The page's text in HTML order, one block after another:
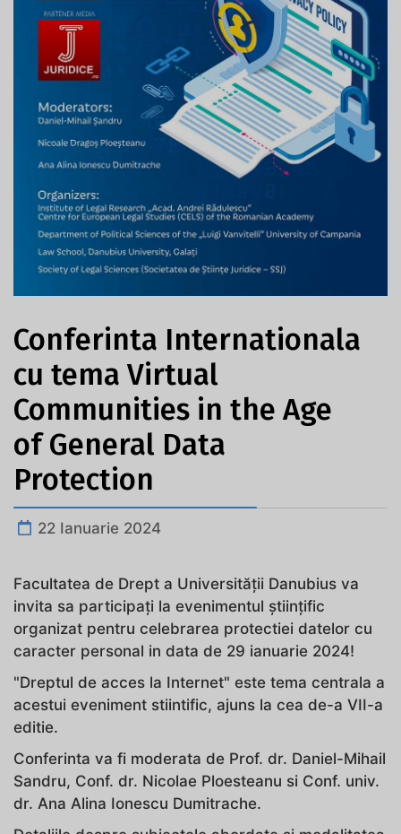
Conferinta Internationala
cu tema Virtual
Communities in the Age
of General Data
Protection
22 Ianuarie 2024
Facultatea de Drept a Universității Danubius va
invita sa participați la evenimentul științific
organizat pentru celebrarea protectiei datelor cu
caracter personal in data de 29 ianuarie 2024!
"Dreptul de acces la Internet" este tema centrala a
acestui eveniment stiintific, ajuns la cea de-a VII-a
editie.
Conferinta va fi moderata de Prof. dr. Daniel-Mihail
Sandru, Conf. dr. Nicolae Ploesteanu si Conf. univ.
dr. Ana Alina Ionescu Dumitrache.